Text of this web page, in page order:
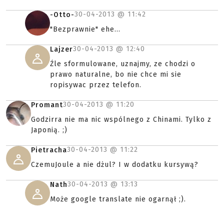
-Otto-30-04-2013 @ 11:42
"Bezprawnie" ehe...
Lajzer30-04-2013 @ 12:40
Źle sformulowane, uznajmy, ze chodzi o
prawo naturalne, bo nie chce mi sie
ropisywac przez telefon.
Promant30-04-2013 @ 11:20
Godzirra nie ma nic wspólnego z Chinami. Tylko z
Japonią. ;)
Pietracha30-04-2013 @ 11:22
CzemuJoule a nie dżul? I w dodatku kursywą?
Nath30-04-2013 @ 13:13
Może google translate nie ogarnął ;).